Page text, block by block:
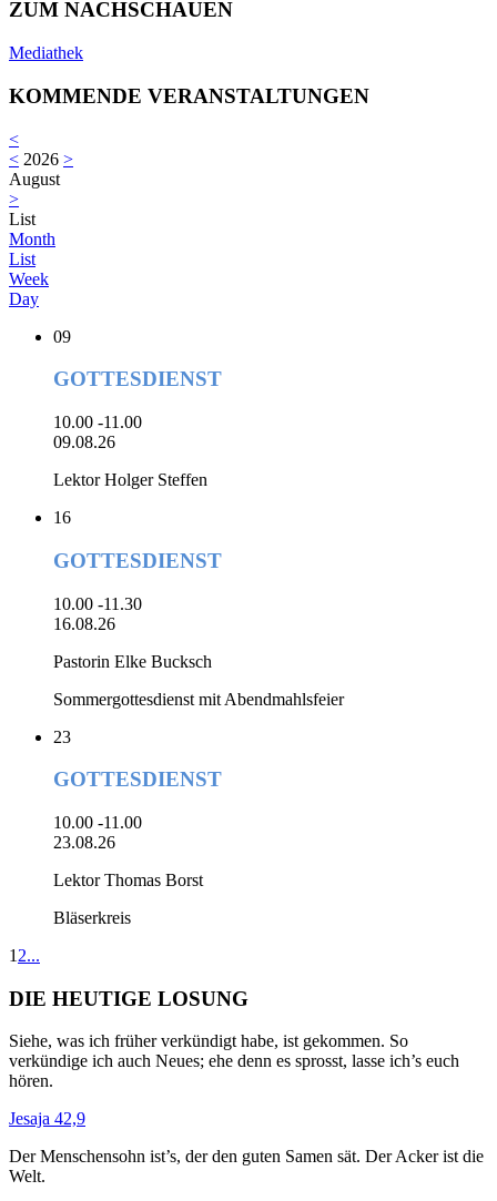
ZUM NACHSCHAUEN
Mediathek
KOMMENDE VERANSTALTUNGEN
<
< 2026 >
August
>
List
Month
List
Week
Day
09
GOTTESDIENST
10.00 -11.00
09.08.26
Lektor Holger Steffen
16
GOTTESDIENST
10.00 -11.30
16.08.26
Pastorin Elke Bucksch
Sommergottesdienst mit Abendmahlsfeier
23
GOTTESDIENST
10.00 -11.00
23.08.26
Lektor Thomas Borst
Bläserkreis
1 2...
DIE HEUTIGE LOSUNG
Siehe, was ich früher verkündigt habe, ist gekommen. So
verkündige ich auch Neues; ehe denn es sprosst, lasse ich’s euch
hören.
Jesaja 42,9
Der Menschensohn ist’s, der den guten Samen sät. Der Acker ist die
Welt.